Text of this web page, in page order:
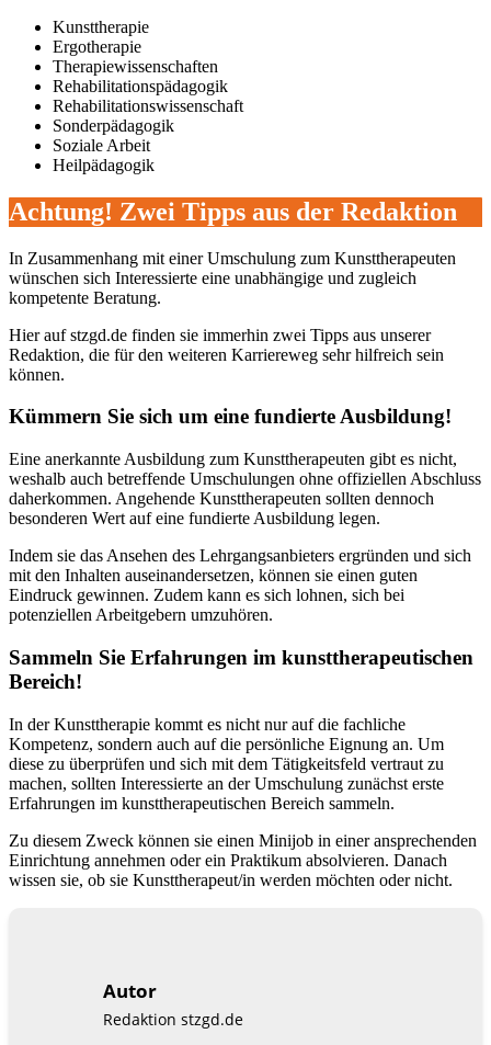
Kunsttherapie
Ergotherapie
Therapiewissenschaften
Rehabilitationspädagogik
Rehabilitationswissenschaft
Sonderpädagogik
Soziale Arbeit
Heilpädagogik
Achtung! Zwei Tipps aus der Redaktion
In Zusammenhang mit einer Umschulung zum Kunsttherapeuten
wünschen sich Interessierte eine unabhängige und zugleich
kompetente Beratung.
Hier auf stzgd.de finden sie immerhin zwei Tipps aus unserer
Redaktion, die für den weiteren Karriereweg sehr hilfreich sein
können.
Kümmern Sie sich um eine fundierte Ausbildung!
Eine anerkannte Ausbildung zum Kunsttherapeuten gibt es nicht,
weshalb auch betreffende Umschulungen ohne offiziellen Abschluss
daherkommen. Angehende Kunsttherapeuten sollten dennoch
besonderen Wert auf eine fundierte Ausbildung legen.
Indem sie das Ansehen des Lehrgangsanbieters ergründen und sich
mit den Inhalten auseinandersetzen, können sie einen guten
Eindruck gewinnen. Zudem kann es sich lohnen, sich bei
potenziellen Arbeitgebern umzuhören.
Sammeln Sie Erfahrungen im kunsttherapeutischen
Bereich!
In der Kunsttherapie kommt es nicht nur auf die fachliche
Kompetenz, sondern auch auf die persönliche Eignung an. Um
diese zu überprüfen und sich mit dem Tätigkeitsfeld vertraut zu
machen, sollten Interessierte an der Umschulung zunächst erste
Erfahrungen im kunsttherapeutischen Bereich sammeln.
Zu diesem Zweck können sie einen Minijob in einer ansprechenden
Einrichtung annehmen oder ein Praktikum absolvieren. Danach
wissen sie, ob sie Kunsttherapeut/in werden möchten oder nicht.
Autor
Redaktion stzgd.de